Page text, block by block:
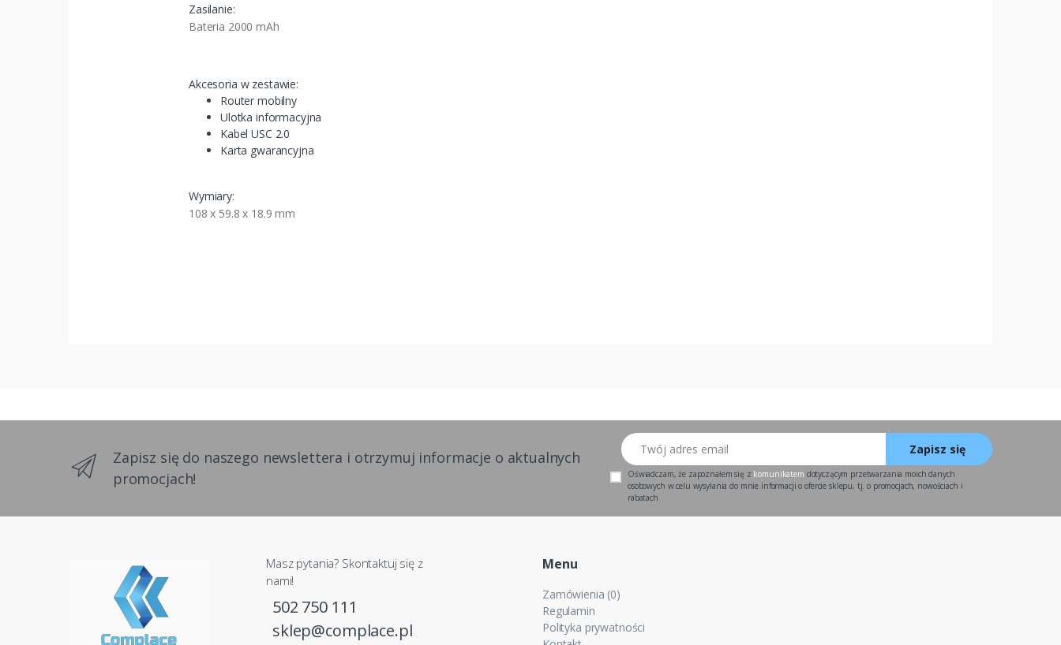
Zasilanie:
Bateria 2000 mAh
Akcesoria w zestawie:
Router mobilny
Ulotka informacyjna
Kabel USC 2.0
Karta gwarancyjna
Wymiary:
108 x 59.8 x 18.9 mm
Zapisz się do naszego newslettera i otrzymuj informacje o aktualnych
promocjach!
Twój adres email
Zapisz się
Oświadczam, że zapoznałem się z komunikatem dotyczącym przetwarzania moich danych
osobowych w celu wysyłania do mnie informacji o ofercie sklepu, tj. o promocjach, nowościach i
rabatach
Masz pytania? Skontaktuj się z
nami!
502 750 111
sklep@complace.pl
Menu
Zamówienia (0)
Regulamin
Polityka prywatności